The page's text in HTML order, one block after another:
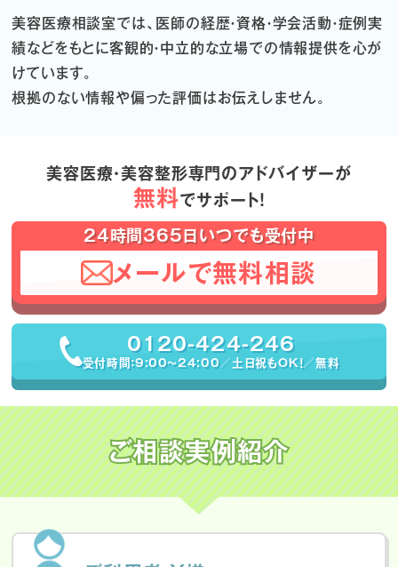
美容医療相談室では、医師の経歴・資格・学会活動・症例実
績などをもとに客観的・中立的な立場での情報提供を心が
けています。
根拠のない情報や偏った評価はお伝えしません。
美容医療・美容整形専門のアドバイザーが
無料でサポート！
24時間365日いつでも受付中
メールで無料相談
0120-424-246
受付時間：9:00〜24:00／土日祝もOK！／無料
ご相談実例紹介